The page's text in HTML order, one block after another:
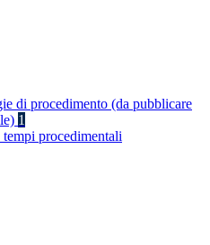
di procedimento (da pubblicare
1
procedimentali